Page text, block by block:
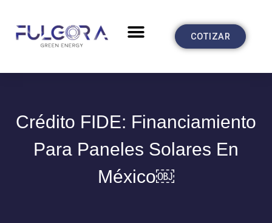
contenido
Menu COTIZAR
Crédito FIDE: Financiamiento
Para Paneles Solares En
México￼